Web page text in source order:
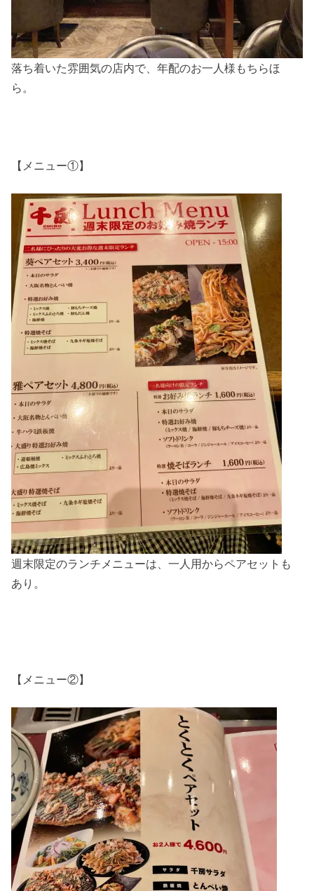
落ち着いた雰囲気の店内で、年配のお一人様もちらほ
ら。
【メニュー①】
週末限定のランチメニューは、一人用からペアセットも
あり。
【メニュー②】